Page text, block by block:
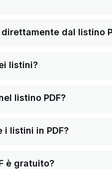
dal listino
listini?
listino PDF?
i listini in PDF?
è gratuito?